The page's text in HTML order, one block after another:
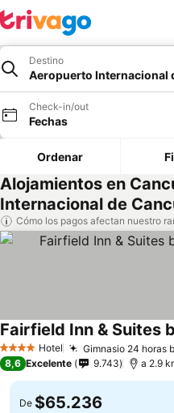
Destino
Aeropuerto Internacional
Check-in/out
Fechas
Ordenar
Alojamientos en
Internacional de
Cómo los pagos afectan nuestro
4 EstrellasHotel Gimnasio 24 horas
8,6 Excelente 9.743 a 2.9
De $65.236